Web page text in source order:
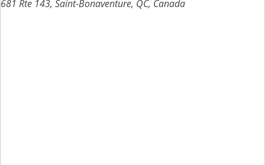
681 Rte 143, Saint-Bonaventure, QC, Canada